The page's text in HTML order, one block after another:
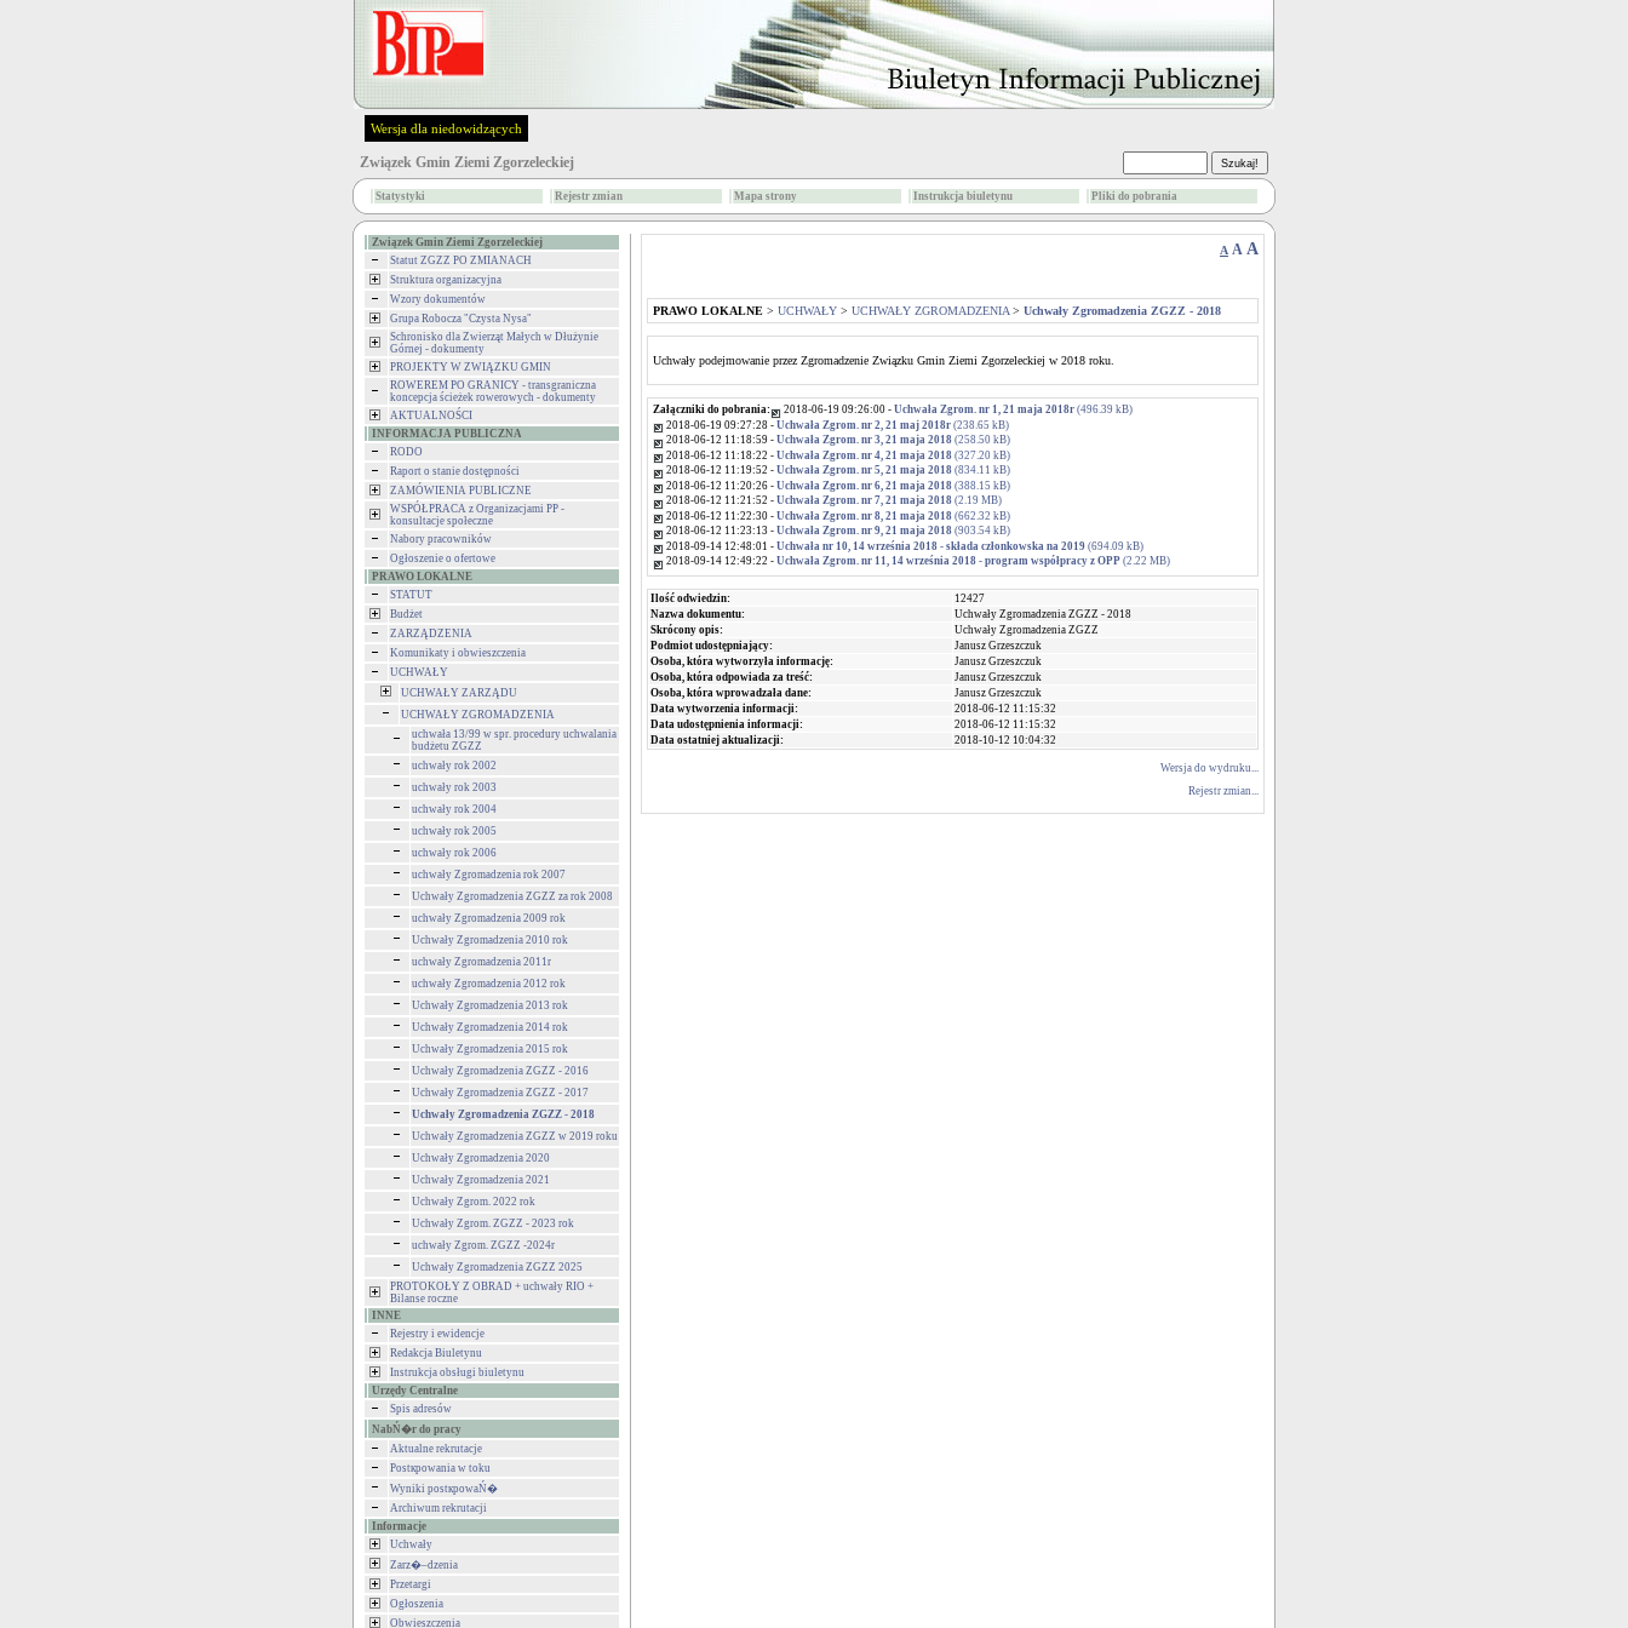
Wersja dla niedowidzących
Związek Gmin Ziemi Zgorzeleckiej
Statystyki Rejestr zmian Mapa strony Instrukcja biuletynu Pliki do pobrania
Związek Gmin Ziemi Zgorzeleckiej
Statut ZGZZ PO ZMIANACH
Struktura organizacyjna
Wzory dokumentów
Grupa Robocza "Czysta Nysa"
Schronisko dla Zwierząt Małych w Dłużynie
Górnej - dokumenty
PROJEKTY W ZWIĄZKU GMIN
ROWEREM PO GRANICY - transgraniczna
koncepcja ścieżek rowerowych - dokumenty
AKTUALNOŚCI
INFORMACJA PUBLICZNA
RODO
Raport o stanie dostępności
ZAMÓWIENIA PUBLICZNE
WSPÓŁPRACA z Organizacjami PP -
konsultacje społeczne
Nabory pracowników
Ogłoszenie o ofertowe
PRAWO LOKALNE
STATUT
Budżet
ZARZĄDZENIA
Komunikaty i obwieszczenia
UCHWAŁY
UCHWAŁY ZARZĄDU
UCHWAŁY ZGROMADZENIA
uchwała 13/99 w spr. procedury uchwalania
budżetu ZGZZ
uchwały rok 2002
uchwały rok 2003
uchwały rok 2004
uchwały rok 2005
uchwały rok 2006
uchwały Zgromadzenia rok 2007
Uchwały Zgromadzenia ZGZZ za rok 2008
uchwały Zgromadzenia 2009 rok
Uchwały Zgromadzenia 2010 rok
uchwały Zgromadzenia 2011r
uchwały Zgromadzenia 2012 rok
Uchwały Zgromadzenia 2013 rok
Uchwały Zgromadzenia 2014 rok
Uchwały Zgromadzenia 2015 rok
Uchwały Zgromadzenia ZGZZ - 2016
Uchwały Zgromadzenia ZGZZ - 2017
Uchwały Zgromadzenia ZGZZ - 2018
Uchwały Zgromadzenia ZGZZ w 2019 roku
Uchwały Zgromadzenia 2020
Uchwały Zgromadzenia 2021
Uchwały Zgrom. 2022 rok
Uchwały Zgrom. ZGZZ - 2023 rok
uchwały Zgrom. ZGZZ -2024r
Uchwały Zgromadzenia ZGZZ 2025
PROTOKOŁY Z OBRAD + uchwały RIO +
Bilanse roczne
INNE
Rejestry i ewidencje
Redakcja Biuletynu
Instrukcja obsługi biuletynu
Urzędy Centralne
Spis adresów
NabŃ�r do pracy
Aktualne rekrutacje
Postкpowania w toku
Wyniki postкpowaŃ�
Archiwum rekrutacji
Informacje
Uchwały
Zarz�–dzenia
Przetargi
Ogłoszenia
Obwieszczenia
A A A
PRAWO LOKALNE > UCHWAŁY > UCHWAŁY ZGROMADZENIA > Uchwały Zgromadzenia ZGZZ - 2018
Uchwały podejmowanie przez Zgromadzenie Związku Gmin Ziemi Zgorzeleckiej w 2018 roku.
Załączniki do pobrania: 2018-06-19 09:26:00 - Uchwała Zgrom. nr 1, 21 maja 2018r (496.39 kB)
2018-06-19 09:27:28 - Uchwała Zgrom. nr 2, 21 maj 2018r (238.65 kB)
2018-06-12 11:18:59 - Uchwała Zgrom. nr 3, 21 maja 2018 (258.50 kB)
2018-06-12 11:18:22 - Uchwała Zgrom. nr 4, 21 maja 2018 (327.20 kB)
2018-06-12 11:19:52 - Uchwała Zgrom. nr 5, 21 maja 2018 (834.11 kB)
2018-06-12 11:20:26 - Uchwała Zgrom. nr 6, 21 maja 2018 (388.15 kB)
2018-06-12 11:21:52 - Uchwała Zgrom. nr 7, 21 maja 2018 (2.19 MB)
2018-06-12 11:22:30 - Uchwała Zgrom. nr 8, 21 maja 2018 (662.32 kB)
2018-06-12 11:23:13 - Uchwała Zgrom. nr 9, 21 maja 2018 (903.54 kB)
2018-09-14 12:48:01 - Uchwała nr 10, 14 września 2018 - składa członkowska na 2019 (694.09 kB)
2018-09-14 12:49:22 - Uchwała Zgrom. nr 11, 14 września 2018 - program współpracy z OPP (2.22 MB)
Ilość odwiedzin:
12427
Nazwa dokumentu:
Uchwały Zgromadzenia ZGZZ - 2018
Skrócony opis:
Uchwały Zgromadzenia ZGZZ
Podmiot udostępniający:
Janusz Grzeszczuk
Osoba, która wytworzyła informację:
Janusz Grzeszczuk
Osoba, która odpowiada za treść:
Janusz Grzeszczuk
Osoba, która wprowadzała dane:
Janusz Grzeszczuk
Data wytworzenia informacji:
2018-06-12 11:15:32
Data udostępnienia informacji:
2018-06-12 11:15:32
Data ostatniej aktualizacji:
2018-10-12 10:04:32
Wersja do wydruku...
Rejestr zmian...